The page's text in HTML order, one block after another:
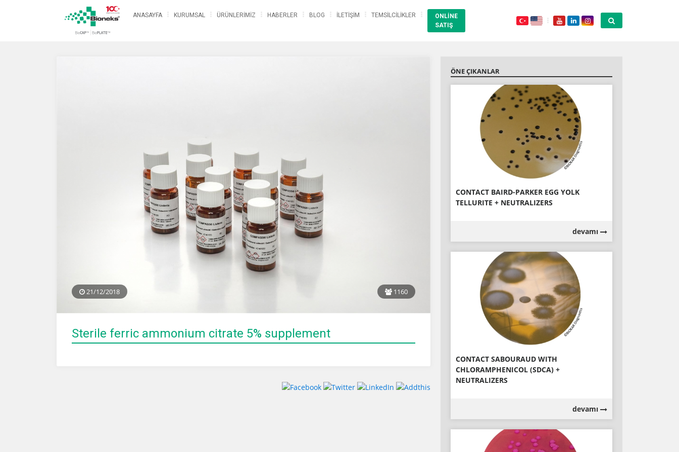
ANASAYFA KURUMSAL ÜRÜNLERİMİZ HABERLER BLOG İLETİŞİM TEMSİLCİLİKLER
ONLİNE
SATIŞ
21/12/2018 1160
Sterile ferric ammonium citrate 5% supplement
ÖNE ÇIKANLAR
CONTACT BAIRD-PARKER EGG YOLK
TELLURITE + NEUTRALIZERS
devamı
CONTACT SABOURAUD WITH
CHLORAMPHENICOL (SDCA) +
NEUTRALIZERS
devamı